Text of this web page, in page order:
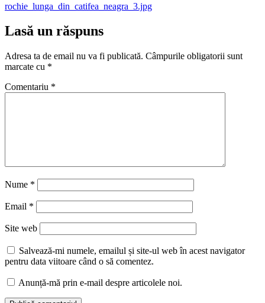
rochie_lunga_din_catifea_neagra_3.jpg
Lasă un răspuns
Adresa ta de email nu va fi publicată. Câmpurile obligatorii sunt
marcate cu *
Comentariu *
Nume *
Email *
Site web
Salvează-mi numele, emailul și site-ul web în acest navigator
pentru data viitoare când o să comentez.
Anunță-mă prin e-mail despre articolele noi.